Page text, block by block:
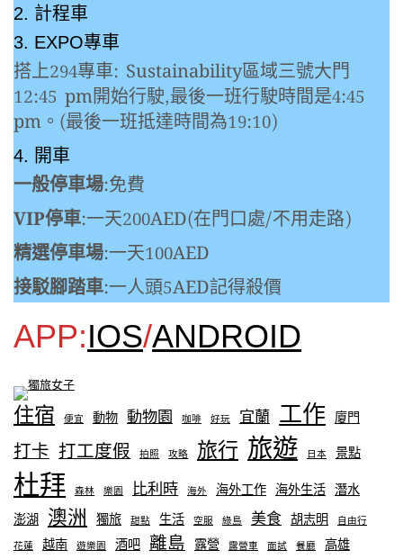
2. 計程車
3. EXPO專車
搭上294專車: Sustainability區域三號大門
12:45 pm開始行駛,最後一班行駛時間是4:45
pm。(最後一班抵達時間為19:10)
4. 開車
一般停車場:免費
VIP停車:一天200AED(在門口處/不用走路)
精選停車場:一天100AED
接駁腳踏車:一人頭5AED記得殺價
APP:IOS/ANDROID
住宿 便宜 動物 動物園 咖啡 好玩 宜蘭 工作 廈門
打卡 打工度假 拍照 攻略 旅行 旅遊 日本 景點
杜拜 森林 樂園 比利時 海外 海外工作 海外生活 潛水
澎湖 澳洲 獨旅 甜點 生活 空服 綠島 美食 胡志明
自由行
花蓮
越南 遊樂園 酒吧 離島 露營 露營車 面試 餐廳 高雄